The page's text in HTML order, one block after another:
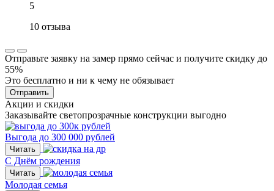
5
10 отзыва
Отправьте заявку на замер прямо сейчас и получите скидку до
55%
Это бесплатно и ни к чему не обязывает
Отправить
Акции и скидки
Заказывайте светопрозрачные конструкции выгодно
Выгода до 300 000 рублей
Читать
С Днём рождения
Читать
Молодая семья